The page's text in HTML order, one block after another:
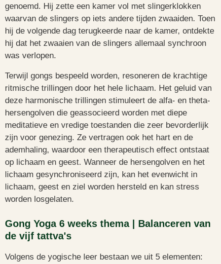
genoemd. Hij zette een kamer vol met slingerklokken
waarvan de slingers op iets andere tijden zwaaiden. Toen
hij de volgende dag terugkeerde naar de kamer, ontdekte
hij dat het zwaaien van de slingers allemaal synchroon
was verlopen.
Terwijl gongs bespeeld worden, resoneren de krachtige
ritmische trillingen door het hele lichaam. Het geluid van
deze harmonische trillingen stimuleert de alfa- en theta-
hersengolven die geassocieerd worden met diepe
meditatieve en vredige toestanden die zeer bevorderlijk
zijn voor genezing. Ze vertragen ook het hart en de
ademhaling, waardoor een therapeutisch effect ontstaat
op lichaam en geest. Wanneer de hersengolven en het
lichaam gesynchroniseerd zijn, kan het evenwicht in
lichaam, geest en ziel worden hersteld en kan stress
worden losgelaten.
Gong Yoga 6 weeks thema | Balanceren van
de vijf tattva's
Volgens de yogische leer bestaan we uit 5 elementen: